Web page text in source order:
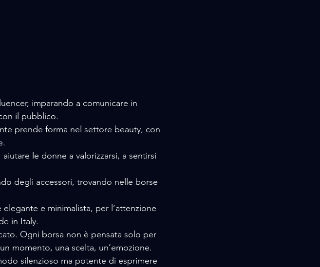
imparando a comunicare in
il pubblico.
prende forma nel settore beauty, con
le donne a valorizzarsi, a sentirsi
degli accessori, trovando nelle borse
e minimalista, per l’attenzione
in Italy.
Ogni borsa non è pensata solo per
momento, una scelta, un’emozione.
silenzioso ma potente di esprimere